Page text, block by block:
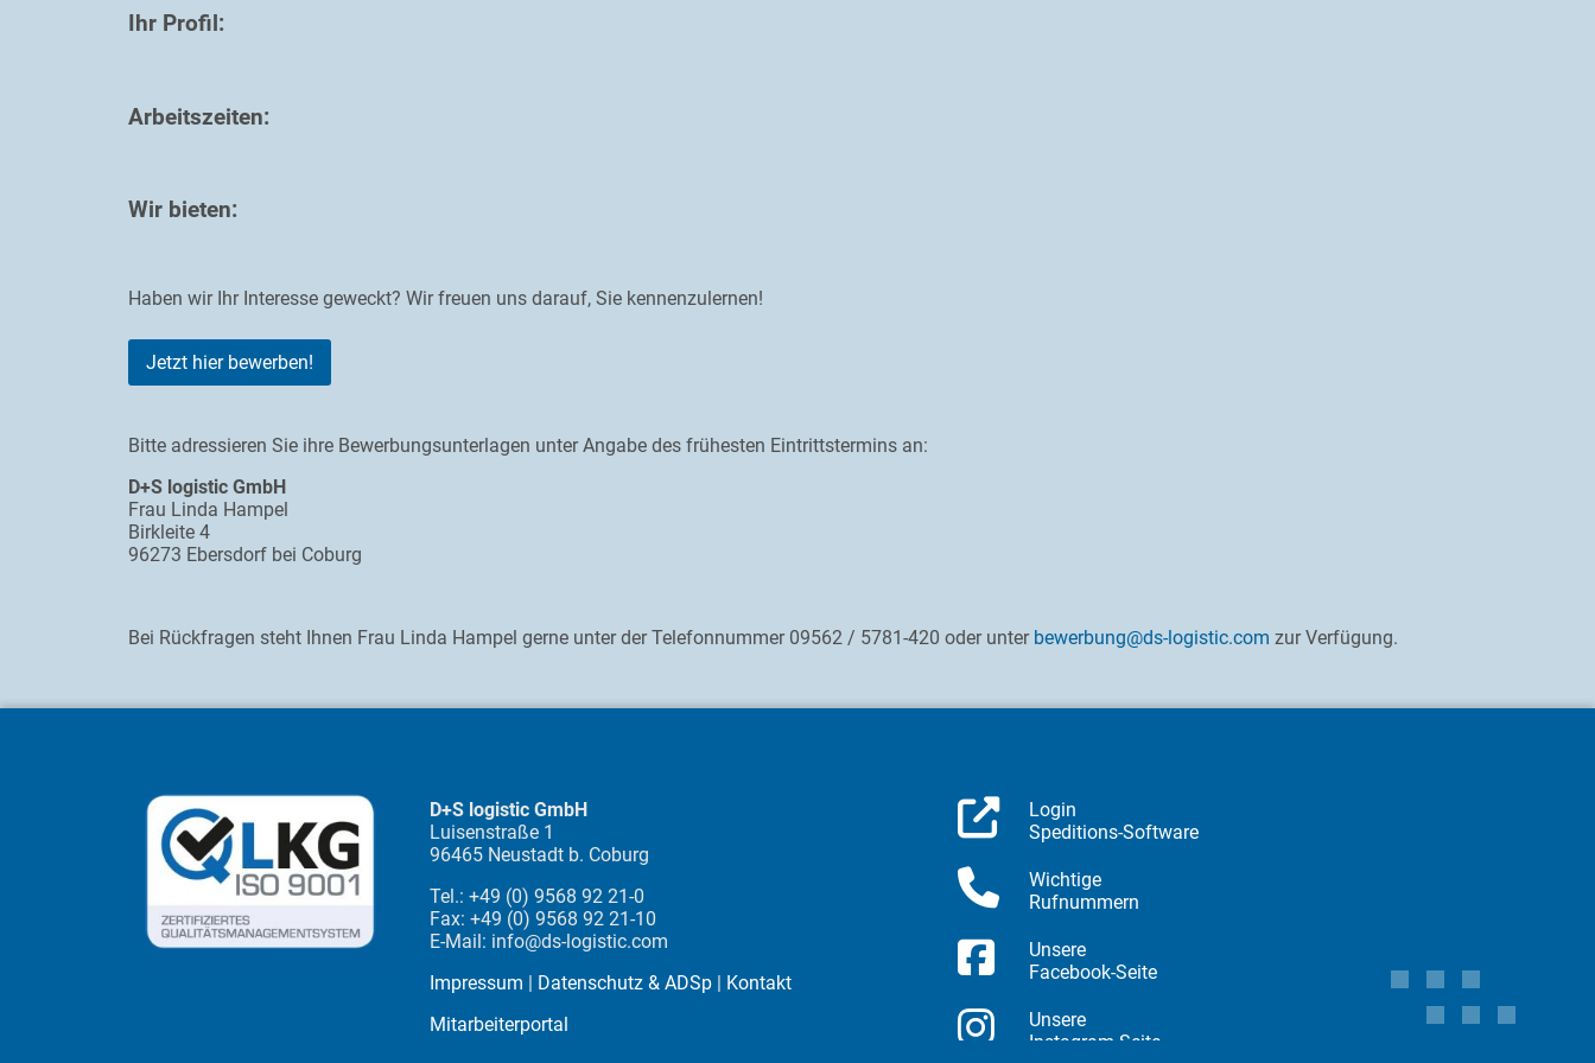
Ihr Profil:
Arbeitszeiten:
Wir bieten:
Haben wir Ihr Interesse geweckt? Wir freuen uns darauf, Sie kennenzulernen!
Jetzt hier bewerben!
Bitte adressieren Sie ihre Bewerbungsunterlagen unter Angabe des frühesten Eintrittstermins an:
D+S logistic GmbH
Frau Linda Hampel
Birkleite 4
96273 Ebersdorf bei Coburg
Bei Rückfragen steht Ihnen Frau Linda Hampel gerne unter der Telefonnummer 09562 / 5781-420 oder unter bewerbung@ds-logistic.com zur Verfügung.
D+S logistic GmbH
Luisenstraße 1
96465 Neustadt b. Coburg
Tel.: +49 (0) 9568 92 21-0
Fax: +49 (0) 9568 92 21-10
E-Mail: info@ds-logistic.com
Impressum | Datenschutz & ADSp | Kontakt
Mitarbeiterportal
Login
Speditions-Software
Wichtige
Rufnummern
Unsere
Facebook-Seite
Unsere
Instagram-Seite